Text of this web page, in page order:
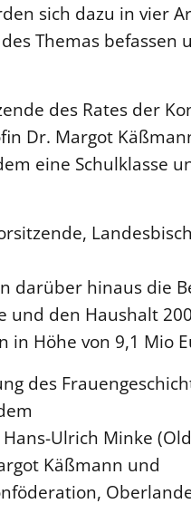
sich dazu in vier
Themas befassen
des Rates der
Dr. Margot
eine Schulklasse
darüber hinaus die
und den Haushalt
in Höhe von 9,1 Mio
des
Ulrich Minke
Käßmann und